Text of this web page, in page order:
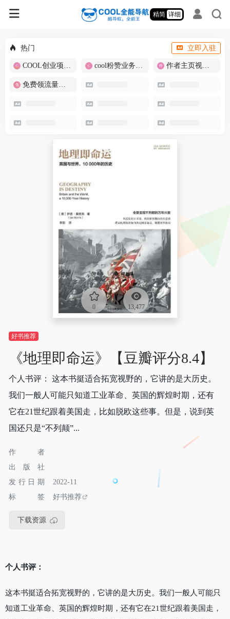
精简 详细
热门 立即入驻
COOL创业项目商城 cool粉赞业务商城【爆粉引流】 作者主页视频批量提取
免费领流量卡-包邮
0 13,477
好书推荐
《地理即命运》【豆瓣评分8.4】
个人书评： 这本书挺适合拓宽视野的，它讲的是大历史。
我们一般人可能只知道工业革命、英国的辉煌时期，还有
它在21世纪跟着美国走，比如脱欧这些事。但是，说到英
国还只是“不列颠”...
作者
出版社
发行日期
2022-11
标签
好书推荐
下载资源
个人书评：
这本书挺适合拓宽视野的，它讲的是大历史。我们一般人可能只
知道工业革命、英国的辉煌时期，还有它在21世纪跟着美国走，